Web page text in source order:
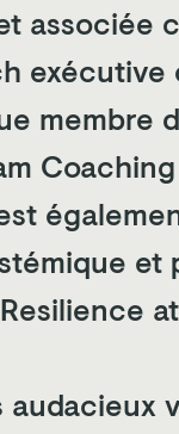
associée
membre
et